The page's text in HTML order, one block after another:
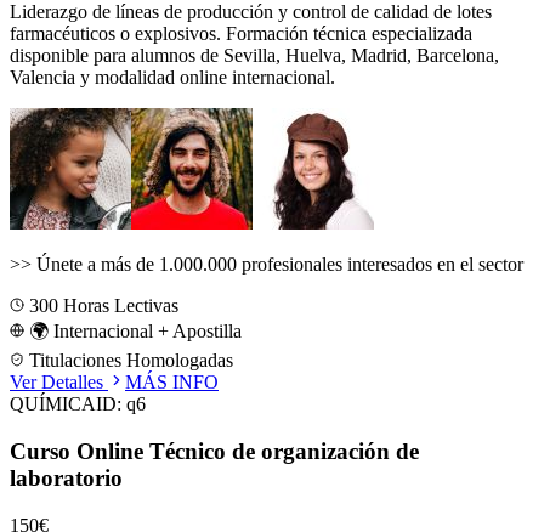
Liderazgo de líneas de producción y control de calidad de lotes
farmacéuticos o explosivos. Formación técnica especializada
disponible para alumnos de Sevilla, Huelva, Madrid, Barcelona,
Valencia y modalidad online internacional.
>> Únete a más de 1.000.000 profesionales interesados en el sector
300 Horas Lectivas
🌍 Internacional + Apostilla
Titulaciones Homologadas
Ver Detalles
MÁS INFO
QUÍMICAID: q6
Curso Online Técnico de organización de
laboratorio
150€